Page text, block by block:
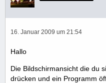
16. Januar 2009 um 21:54
Hallo
Die Bildschirmansicht die du
drücken und ein Programm